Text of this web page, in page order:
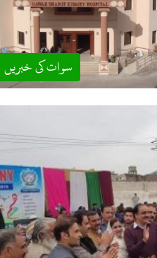
سوات کی خبریں